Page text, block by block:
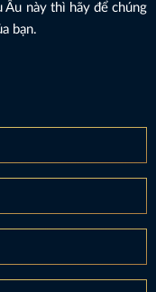
Âu này thì hãy để chúng
bạn.